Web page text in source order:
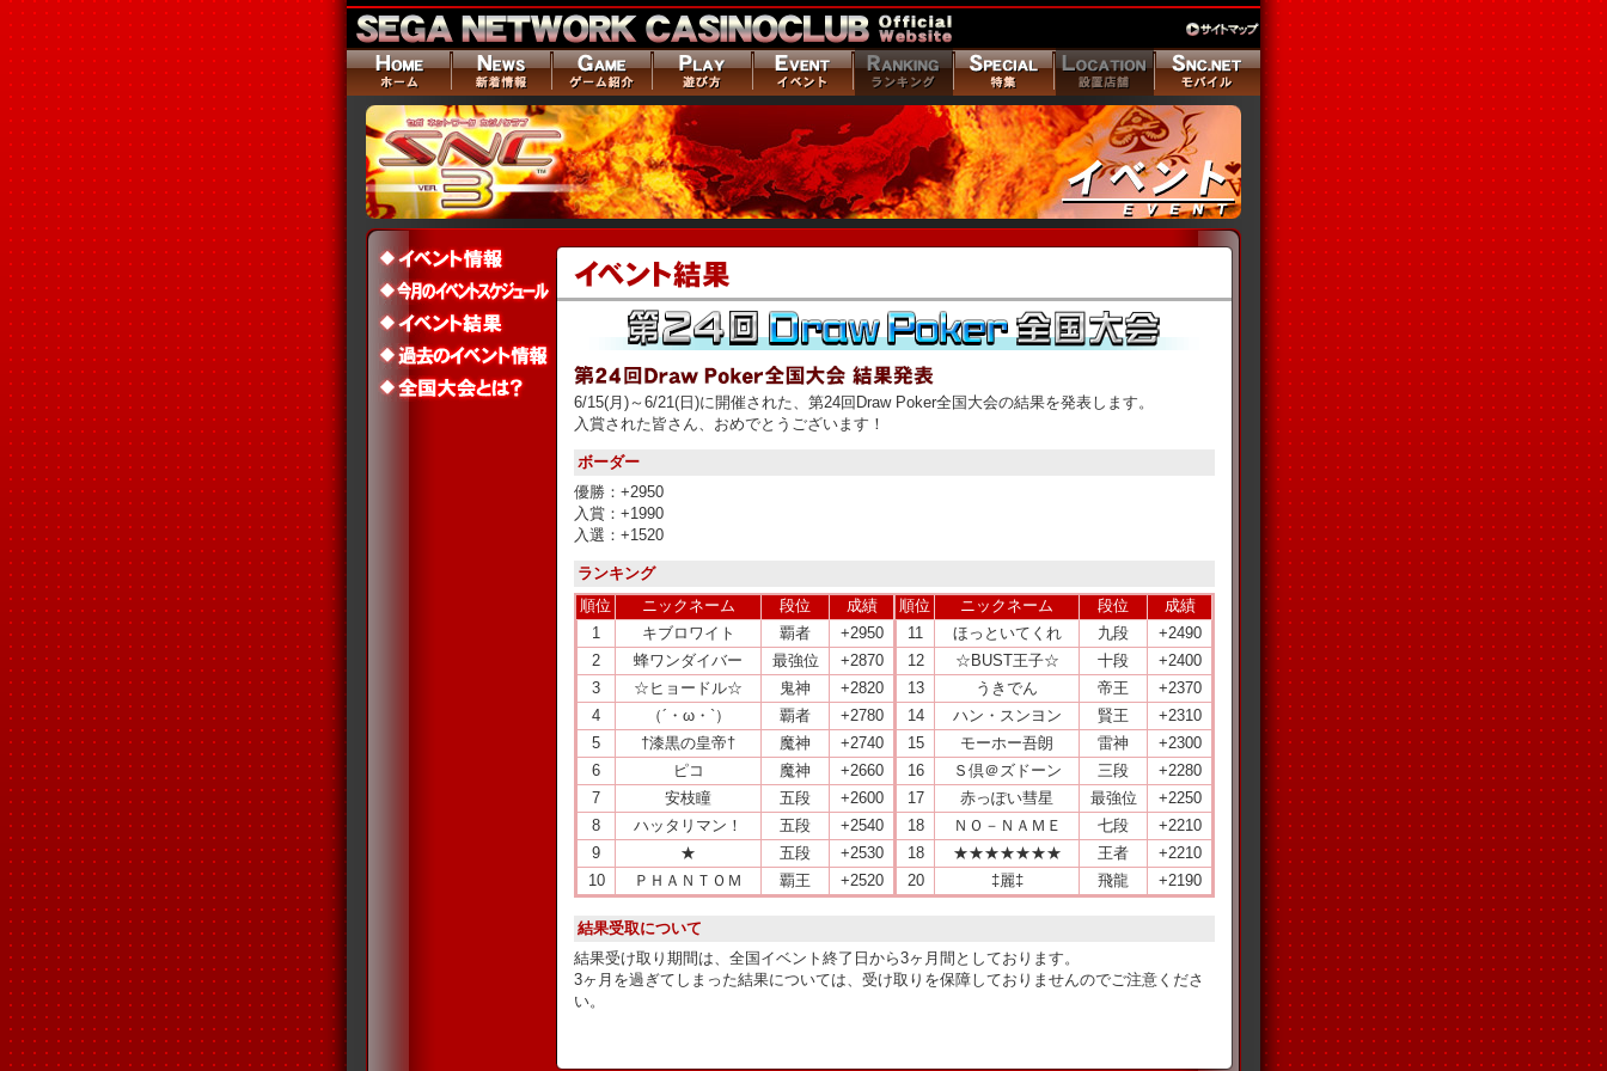
6/15(月)～6/21(日)に開催された、第24回Draw Poker全国大会の結果を発表します。
入賞された皆さん、おめでとうございます！
ボーダー
優勝：+2950
入賞：+1990
入選：+1520
ランキング
順位
ニックネーム 段位
成績
1
キブロワイト 覇者
+2950
2
蜂ワンダイバー 最強位
+2870
3
☆ヒョードル☆ 鬼神
+2820
4
（´・ω・`） 覇者
+2780
5
†漆黒の皇帝† 魔神
+2740
6
ピコ 魔神
+2660
7
安枝瞳 五段
+2600
8
ハッタリマン！ 五段
+2540
9
★ 五段
+2530
10
ＰＨＡＮＴＯＭ 覇王 +2520
順位 ニックネーム 段位
成績
11
ほっといてくれ 九段
+2490
12
☆BUST王子☆ 十段
+2400
13
うきでん 帝王
+2370
14
ハン・スンヨン 賢王
+2310
15
モーホー吾朗 雷神
+2300
16
Ｓ倶＠ズドーン 三段
+2280
17
赤っぽい彗星 最強位
+2250
18
ＮＯ－ＮＡＭＥ 七段
+2210
18
★★★★★★★ 王者
+2210
20
‡麗‡ 飛龍 +2190
結果受取について
結果受け取り期間は、全国イベント終了日から3ヶ月間としております。
3ヶ月を過ぎてしまった結果については、受け取りを保障しておりませんのでご注意くださ
い。